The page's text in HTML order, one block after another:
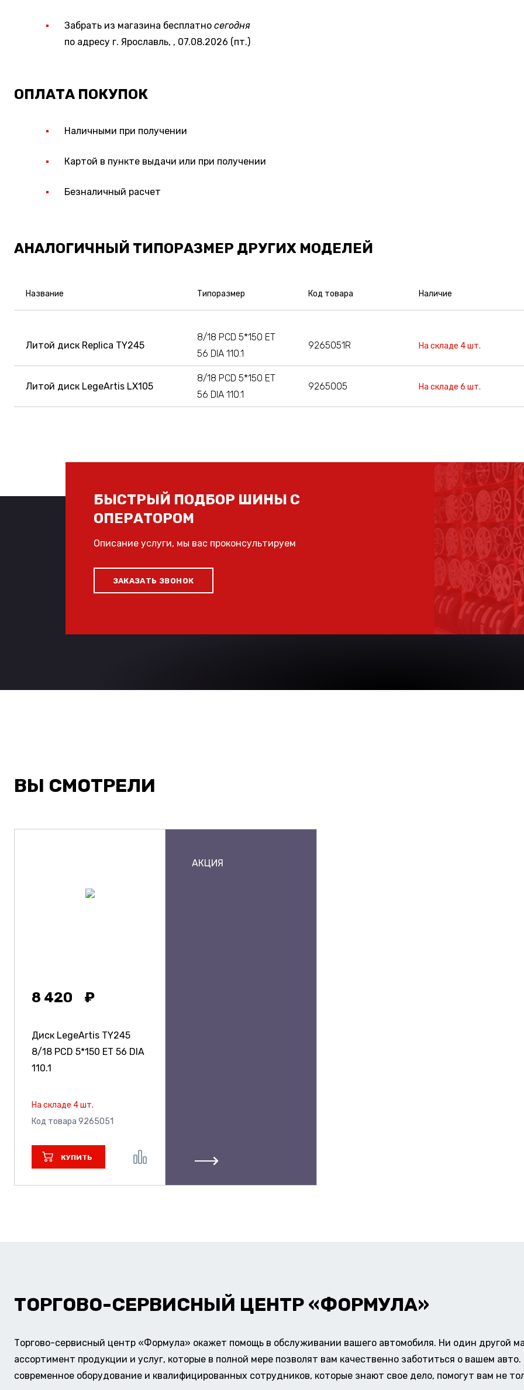
Забрать из магазина бесплатно сегодня
по адресу г. Ярославль, , 07.08.2026 (пт.)
ОПЛАТА ПОКУПОК
Наличными при получении
Картой в пункте выдачи или при получении
Безналичный расчет
АНАЛОГИЧНЫЙ ТИПОРАЗМЕР ДРУГИХ МОДЕЛЕЙ
Название Типоразмер Код товара Наличие
Литой диск Replica TY245
8/18 PCD 5*150 ET
56 DIA 110.1
9265051R На складе 4 шт.
Литой диск LegeArtis LX105
8/18 PCD 5*150 ET
56 DIA 110.1
9265005 На складе 6 шт.
БЫСТРЫЙ ПОДБОР ШИНЫ С
ОПЕРАТОРОМ
Описание услуги, мы вас проконсультируем
ЗАКАЗАТЬ ЗВОНОК
ВЫ СМОТРЕЛИ
8 420
Диск LegeArtis TY245
8/18 PCD 5*150 ET 56 DIA
110.1
На складе 4 шт.
Код товара 9265051
КУПИТЬ
АКЦИЯ
ТОРГОВО-СЕРВИСНЫЙ ЦЕНТР «ФОРМУЛА»
Торгово-сервисный центр «Формула» окажет помощь в обслуживании вашего автомобиля. Ни один другой
ассортимент продукции и услуг, которые в полной мере позволят вам качественно заботиться о вашем
современное оборудование и квалифицированных сотрудников, которые знают свое дело, помогут вам не